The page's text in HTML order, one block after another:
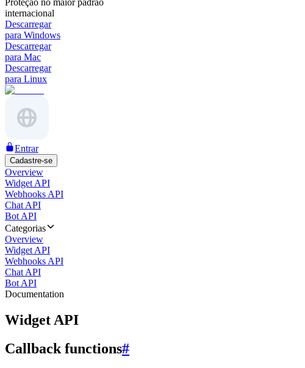
Proteção no maior padrão
internacional
Descarregar
para Windows
Descarregar
para Mac
Descarregar
para Linux
Entrar
Cadastre-se
Overview
Widget API
Webhooks API
Chat API
Bot API
Categorias
Overview
Widget API
Webhooks API
Chat API
Bot API
Documentation
Widget API
Callback functions#